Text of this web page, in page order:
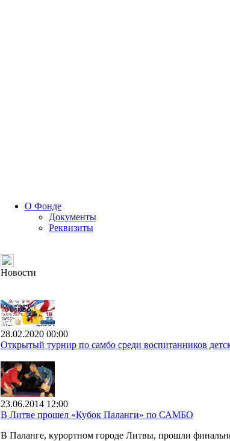
О Фонде
Документы
Реквизиты
Новости
28.02.2020 00:00
Открытый турнир по самбо среди воспитанников
23.06.2014 12:00
В Литве прошел «Кубок Паланги» по САМБО
В Паланге, курортном городе Литвы, прошли